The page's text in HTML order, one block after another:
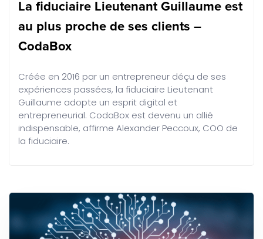
La fiduciaire Lieutenant Guillaume est
au plus proche de ses clients –
CodaBox
Créée en 2016 par un entrepreneur déçu de ses
expériences passées, la fiduciaire Lieutenant
Guillaume adopte un esprit digital et
entrepreneurial. CodaBox est devenu un allié
indispensable, affirme Alexander Peccoux, COO de
la fiduciaire.